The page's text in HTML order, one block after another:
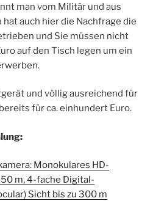
man vom Militär und aus
auch hier die Nachfrage die
und Sie müssen nicht
auf den Tisch legen um ein
und völlig ausreichend für
für ca. einhundert Euro.
Monokulares HD-
m, 4-fache Digital-
Sicht bis zu 300 m